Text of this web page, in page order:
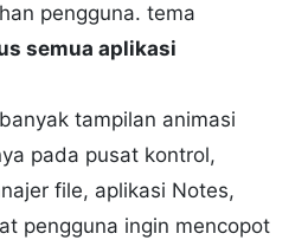
pengguna. tema
semua aplikasi
tampilan animasi
pada pusat kontrol,
file, aplikasi Notes,
pengguna ingin mencopot